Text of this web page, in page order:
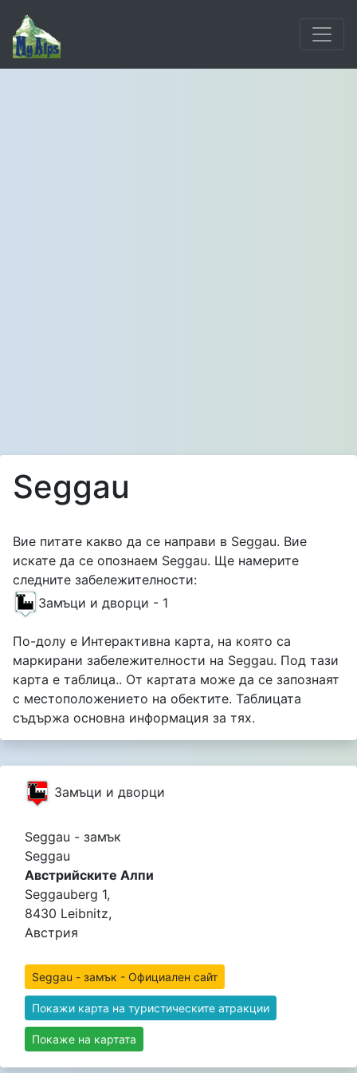
Seggau
Вие питате какво да се направи в Seggau. Вие
искате да се опознаем Seggau. Ще намерите
следните забележителности:
Замъци и дворци - 1
По-долу е Интерактивна карта, на която са
маркирани забележителности на Seggau. Под тази
карта е таблица.. От картата може да се запознаят
с местоположението на обектите. Таблицата
съдържа основна информация за тях.
Замъци и дворци
Seggau - замък
Seggau
Австрийските Алпи
Seggauberg 1,
8430 Leibnitz,
Австрия
Seggau - замък - Официален сайт
Покажи карта на туристическите атракции
Покаже на картата